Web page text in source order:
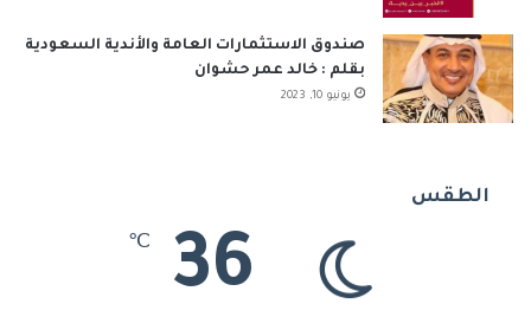
صندوق الاستثمارات العامة والأندية السعودية
بقلم : خالد عمر حشوان
يونيو 10, 2023
الطقس
36
℃